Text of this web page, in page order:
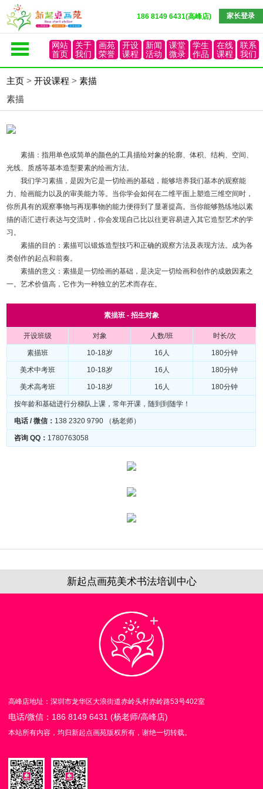
家长登录
186 8149 6431(高峰店)
网站
首页
关于
我们
画苑
荣誉
开设
课程
新闻
活动
课堂
微录
学生
作品
在线
课程
联系
我们
主页 >开设课程 >素描
素描
素描：指用单色或简单的颜色的工具描绘对象的轮廓、体积、结构、空间、
光线、质感等基本造型要素的绘画方法。
我们学习素描，是因为它是一切绘画的基础，能够培养我们基本的观察能
力、绘画能力以及的审美能力等。当你学会如何在二维平面上塑造三维空间时，
你所具有的观察事物与再现事物的能力便得到了显著提高。当你能够熟练地以素
描的语汇进行表达与交流时，你会发现自己比以往更容易进入其它造型艺术的学
习。
素描的目的：素描可以锻炼造型技巧和正确的观察方法及表现方法。成为各
类创作的起点和前奏。
素描的意义：素描是一切绘画的基础，是决定一切绘画和创作的成败因素之
一。艺术价值高，它作为一种独立的艺术而存在。
素描班 - 招生对象
开设班级 对象 人数/班 时长/次
素描班 10-18岁 16人 180分钟
美术中考班 10-18岁 16人 180分钟
美术高考班 10-18岁 16人 180分钟
按年龄和基础进行分梯队上课，常年开课，随到到随学！
电话 / 微信： 138 2320 9790 （杨老师）
咨询 QQ： 1780763058
新起点画苑美术书法培训中心
高峰店地址：深圳市龙华区大浪街道赤岭头村赤岭路53号402室
电话/微信：186 8149 6431 (杨老师/高峰店)
本站所有内容，均归新起点画苑版权所有，谢绝一切转载。